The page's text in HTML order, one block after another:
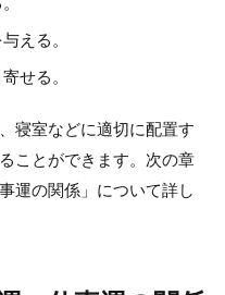
える。
せる。
寝室などに適切に配置す
ことができます。次の章
運の関係」について詳し